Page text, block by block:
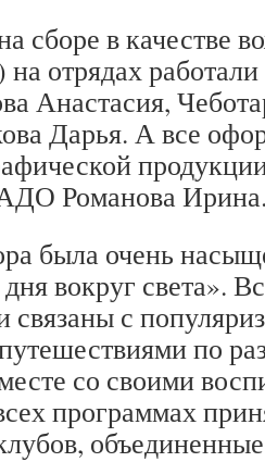
сборе в качестве
на отрядах
Анастасия,
Дарья. А все
Романова
была очень
вокруг света».
связаны с
по
со своими
программах